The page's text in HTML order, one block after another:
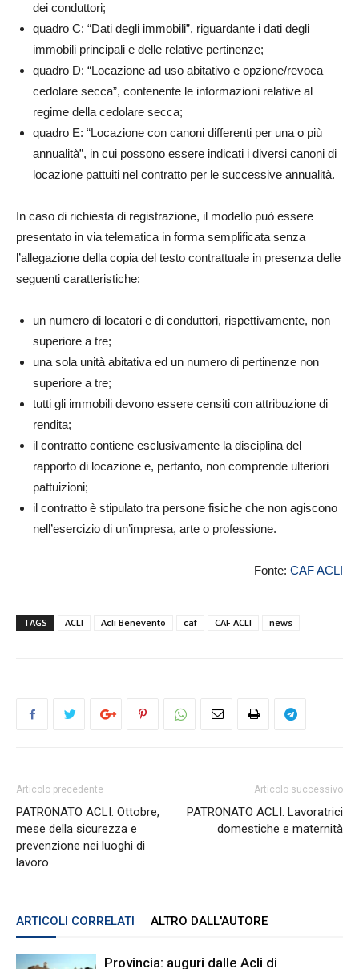
dei conduttori;
quadro C: “Dati degli immobili”, riguardante i dati degli
immobili principali e delle relative pertinenze;
quadro D: “Locazione ad uso abitativo e opzione/revoca
cedolare secca”, contenente le informazioni relative al
regime della cedolare secca;
quadro E: “Locazione con canoni differenti per una o più
annualità”, in cui possono essere indicati i diversi canoni di
locazione pattuiti nel contratto per le successive annualità.
In caso di richiesta di registrazione, il modello può essere
presentato in via telematica in forma semplificata senza
l’allegazione della copia del testo contrattuale in presenza delle
seguenti caratteristiche:
un numero di locatori e di conduttori, rispettivamente, non
superiore a tre;
una sola unità abitativa ed un numero di pertinenze non
superiore a tre;
tutti gli immobili devono essere censiti con attribuzione di
rendita;
il contratto contiene esclusivamente la disciplina del
rapporto di locazione e, pertanto, non comprende ulteriori
pattuizioni;
il contratto è stipulato tra persone fisiche che non agiscono
nell’esercizio di un’impresa, arte o professione.
Fonte: CAF ACLI
TAGS ACLI Acli Benevento caf CAF ACLI news
Articolo precedente
PATRONATO ACLI. Ottobre,
mese della sicurezza e
prevenzione nei luoghi di
lavoro.
Articolo successivo
PATRONATO ACLI. Lavoratrici
domestiche e maternità
ARTICOLI CORRELATI ALTRO DALL'AUTORE
Provincia: auguri dalle Acli di